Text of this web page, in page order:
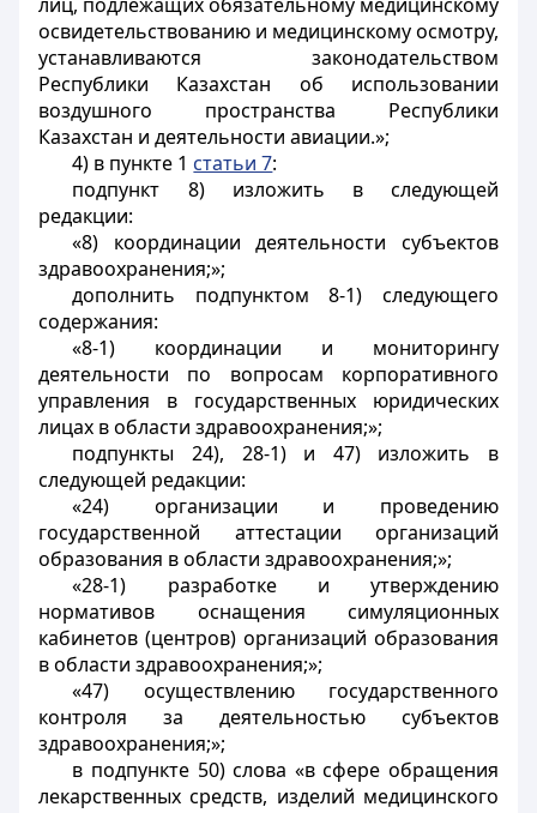
освидетельствованию и медицинскому осмотру,
устанавливаются законодательством
Республики Казахстан об использовании
воздушного пространства Республики
Казахстан и деятельности авиации.»;
4) в пункте 1 статьи 7:
подпункт 8) изложить в следующей
редакции:
«8) координации деятельности субъектов
здравоохранения;»;
дополнить подпунктом 8-1) следующего
содержания:
«8-1) координации и мониторингу
деятельности по вопросам корпоративного
управления в государственных юридических
лицах в области здравоохранения;»;
подпункты 24), 28-1) и 47) изложить в
следующей редакции:
«24) организации и проведению
государственной аттестации организаций
образования в области здравоохранения;»;
«28-1) разработке и утверждению
нормативов оснащения симуляционных
кабинетов (центров) организаций образования
в области здравоохранения;»;
«47) осуществлению государственного
контроля за деятельностью субъектов
здравоохранения;»;
в подпункте 50) слова «в сфере обращения
лекарственных средств, изделий медицинского